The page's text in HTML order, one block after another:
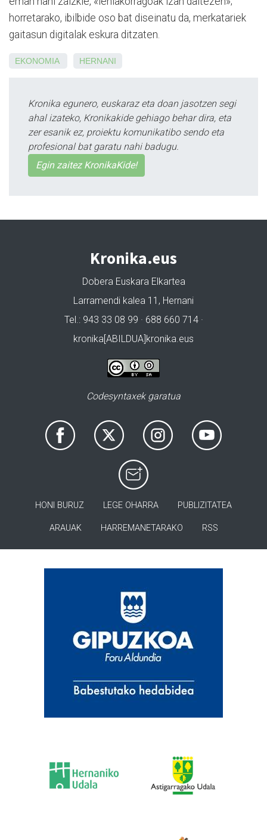
horretarako, ibilbide oso bat diseinatu da, merkatariek
gaitasun digitalak eskura ditzaten.
EKONOMIA HERNANI
Kronika egunero, euskaraz eta doan jasotzen segi
ahal izateko, Kronikakide gehiago behar dira, eta
zer esanik ez, proiektu komunikatibo sendo eta
profesional bat garatu nahi badugu.
Egin zaitez KronikaKide!
Kronika.eus
Dobera Euskara Elkartea
Larramendi kalea 11, Hernani
Tel.: 943 33 08 99 · 688 660 714 ·
kronika[ABILDUA]kronika.eus
Codesyntaxek garatua
HONI BURUZ LEGE OHARRA PUBLIZITATEA
ARAUAK HARREMANETARAKO RSS